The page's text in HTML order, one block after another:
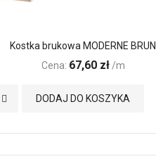
Kostka brukowa MODERNE BRUN
Cena: 67,60 zł /m
DODAJ DO KOSZYKA
Dodaj
Ulubionych